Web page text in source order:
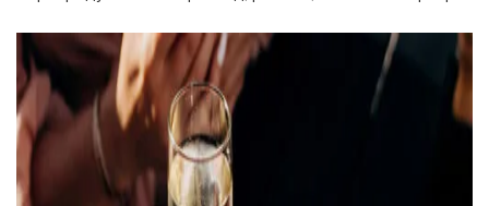
ПОВЕРНУТИСЯ ДО БЛОГУ
ДЗВІНКА
ПОВЕРНУТИСЯ ПЕРЕРАХУВАТИ
ПОВЕРНУТИСЯ